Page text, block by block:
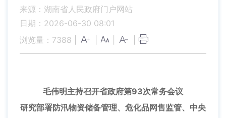
来源：湖南省人民政府门户网站
日期：2026-06-30 08:01
浏览量： 7388
毛伟明主持召开省政府第93次常务会议
研究部署防汛物资储备管理、危化品网售监管、中央